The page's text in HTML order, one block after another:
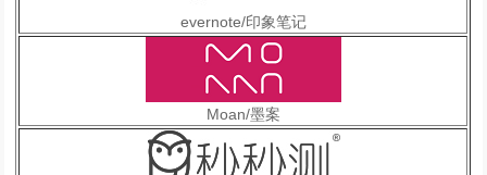
evernote/印象笔记
Moan/墨案